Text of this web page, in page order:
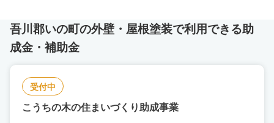
吾川郡いの町の外壁・屋根塗装で利用できる助
成金・補助金
受付中
こうちの木の住まいづくり助成事業